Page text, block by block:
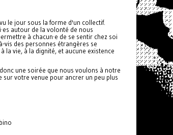
le jour sous la forme d'un collectif.
autour de la volonté de nous
à chacun·e de se sentir chez soi
vis des personnes étrangères se
la vie, à la dignité, et aucune existence
une soirée que nous voulons à notre
votre venue pour ancrer un peu plus